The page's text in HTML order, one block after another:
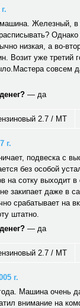
Железный,
низкая, а во-
Возит уже
совсем
— да
2.7 / MT
г.
подвеска с
без особой
на сотку выходит
закипает даже в
срабатывает на
штатно.
— да
2.7 / MT
г.
Машина очень
внимание на